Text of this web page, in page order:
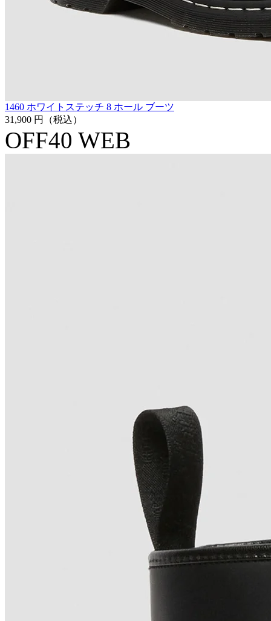
1460 ホワイトステッチ 8 ホール ブーツ
31,900 円
（税込）
OFF40 WEB